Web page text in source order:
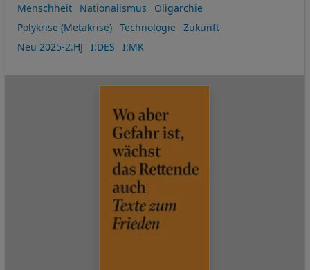
Menschheit
Nationalismus
Oligarchie
Polykrise (Metakrise)
Technologie
Zukunft
Neu 2025-2.HJ
I:DES I:MK